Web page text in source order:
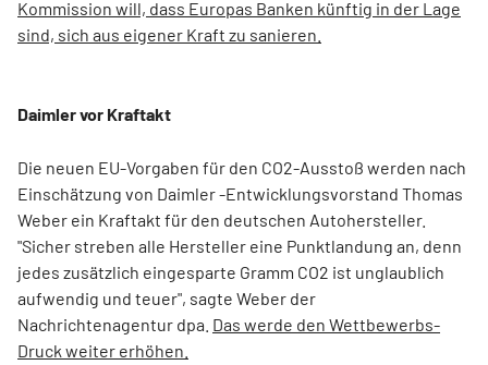
Kommission will, dass Europas Banken künftig in der Lage
sind, sich aus eigener Kraft zu sanieren.
Daimler vor Kraftakt
Die neuen EU-Vorgaben für den CO2-Ausstoß werden nach
Einschätzung von Daimler -Entwicklungsvorstand Thomas
Weber ein Kraftakt für den deutschen Autohersteller.
"Sicher streben alle Hersteller eine Punktlandung an, denn
jedes zusätzlich eingesparte Gramm CO2 ist unglaublich
aufwendig und teuer", sagte Weber der
Nachrichtenagentur dpa. Das werde den Wettbewerbs-
Druck weiter erhöhen.